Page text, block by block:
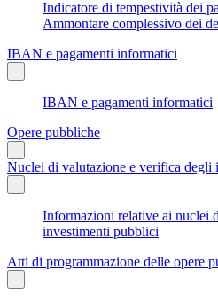
Indicatore di tempestività dei
Ammontare complessivo dei
IBAN e pagamenti informatici
IBAN e pagamenti informatici
Opere pubbliche
Nuclei di valutazione e verifica degli
Informazioni relative ai nuclei
investimenti pubblici
Atti di programmazione delle opere